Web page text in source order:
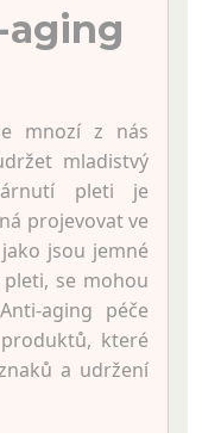
aging
mnozí z nás
mladistvý
pleti je
projevovat ve
jsou jemné
se mohou
aging péče
které
a udržení